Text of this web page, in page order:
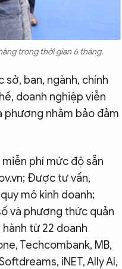
trong thời gian 6 tháng.
ban, ngành, chính
doanh nghiệp viễn
phương nhằm bảo đảm
phí mức độ sẵn
Được tư vấn,
mô kinh doanh;
và phương thức quản
từ 22 doanh
Techcombank, MB,
iNET, Ally AI,